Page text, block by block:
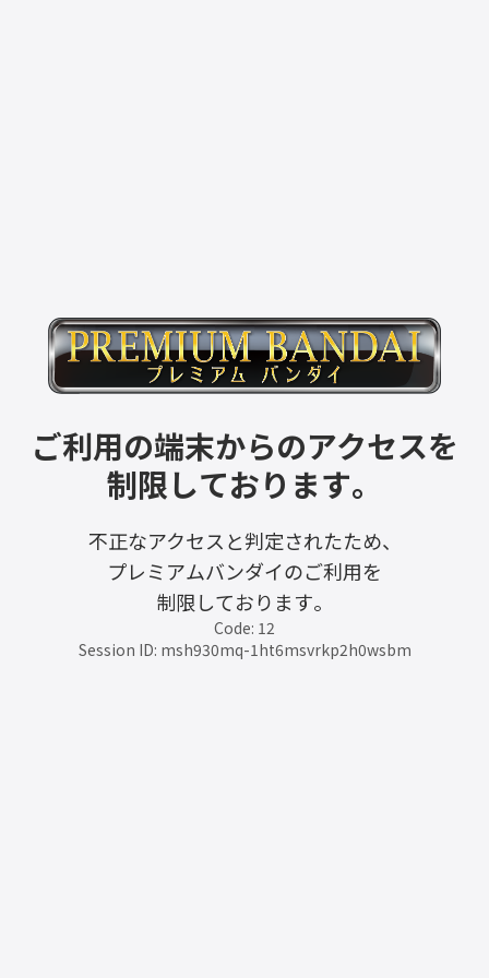
ご利用の端末からのアクセスを
制限しております。
不正なアクセスと判定されたため、
プレミアムバンダイのご利用を
制限しております。
Code: 12
Session ID: msh930mq-1ht6msvrkp2h0wsbm